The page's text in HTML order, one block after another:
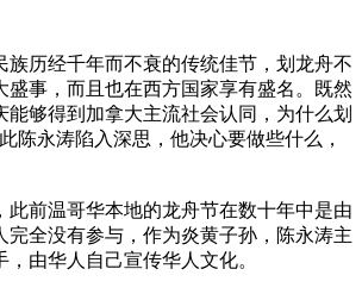
历经千年而不衰的传统佳节，划龙舟不
盛事，而且也在西方国家享有盛名。既然
能够得到加拿大主流社会认同，为什么划
陈永涛陷入深思，他决心要做些什么，
前温哥华本地的龙舟节在数十年中是由
完全没有参与，作为炎黄子孙，陈永涛主
由华人自己宣传华人文化。